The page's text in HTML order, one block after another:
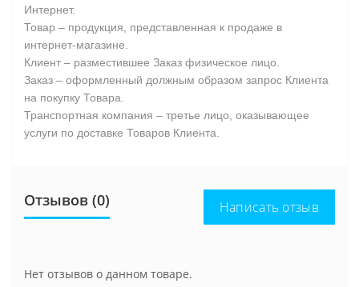
Интернет.
Товар – продукция, представленная к продаже в
интернет-магазине.
Клиент – разместившее Заказ физическое лицо.
Заказ – оформленный должным образом запрос Клиента
на покупку Товара.
Транспортная компания – третье лицо, оказывающее
услуги по доставке Товаров Клиента.
Отзывов (0) Написать отзыв
Нет отзывов о данном товаре.